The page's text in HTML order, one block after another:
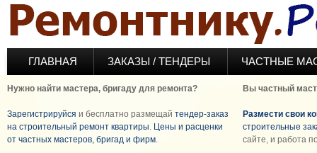
Перейти к основному содержанию
ГЛАВНАЯ ЗАКАЗЫ / ТЕНДЕРЫ ЧАСТНЫЕ
Нужно найти мастера, бригаду для ремонта?
Зарегистрируйся и бесплатно размещай тендер-заказ
на строительный ремонт квартиры. Цены и расценки
от частных мастеров, бригад и фирм.
Вы частный
Размести свои
строительные
сайте, и работа